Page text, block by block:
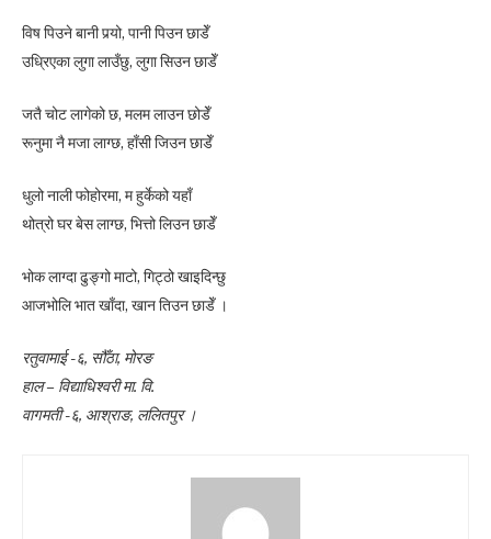
विष पिउने बानी पर्‍यो, पानी पिउन छाडेँ
उध्रिएका लुगा लाउँछु, लुगा सिउन छाडेँ
जतै चोट लागेको छ, मलम लाउन छोडेँ
रूनुमा नै मजा लाग्छ, हाँसी जिउन छाडेँ
धुलो नाली फोहोरमा, म हुर्केको यहाँ
थोत्रो घर बेस लाग्छ, भित्तो लिउन छाडेँ
भोक लाग्दा ढुङ्गो माटो, गिट्ठो खाइदिन्छु
आजभोलि भात खाँदा, खान तिउन छाडेँ ।
रतुवामाई -६, सौँठा, मोरङ
हाल – विद्याधिश्वरी मा. वि.
वागमती -६, आश्राङ, ललितपुर ।